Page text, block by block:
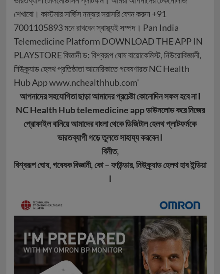
আপনাদের সহযোগিতা ছাড়া আমাদের প্রচেষ্টা কোনোদিন সফল হবে না I
NC Health Hub telemedicine app ডাউনলোড করে নিজের
প্রোফাইল বানিয়ে আমাদের বাংলা থেকে ডিজিটাল হেলথ প্লাটফর্মকে
ভারতব্যাপী গড়ে তুলতে সাহায্য করবেন l
বিনীত,
বিশ্বরূপ ঘোষ, গবেষক বিজ্ঞানী, কো – ফাউন্ডার, নিউক্র্যাড হেলথ হাব ইন্ডিয়া
l